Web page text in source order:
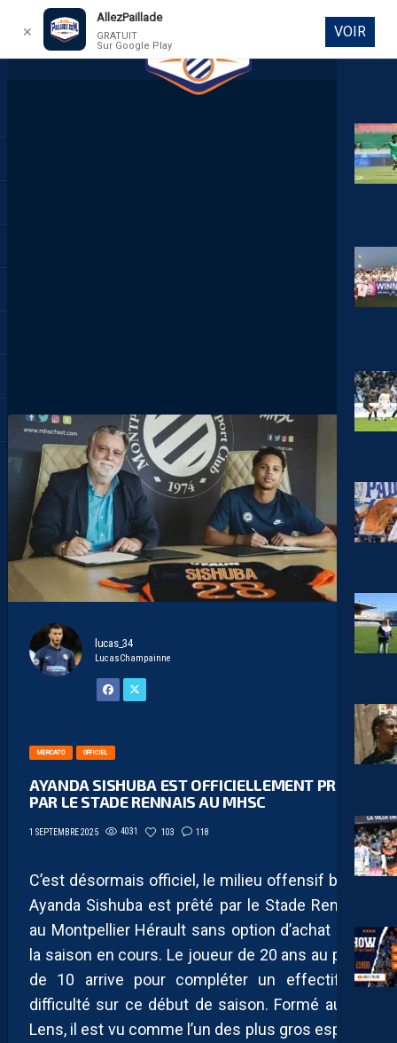
DIRECT
lucas_34
LucasChampainne
MERCATO OFFICIEL
AYANDA SISHUBA EST OFFICIELLEMENT PRÊTÉ
PAR LE STADE RENNAIS AU MHSC
1 SEPTEMBRE 2025 4031 103 118
C’est désormais officiel, le milieu offensif belge
Ayanda Sishuba est prêté par le Stade Rennais
au Montpellier Hérault sans option d’achat pour
la saison en cours. Le joueur de 20 ans au profil
de 10 arrive pour compléter un effectif en
difficulté sur ce début de saison. Formé au RC
Lens, il est vu comme l’un des plus gros espoirs
✕
AllezPaillade
GRATUIT
Sur Google Play
VOIR